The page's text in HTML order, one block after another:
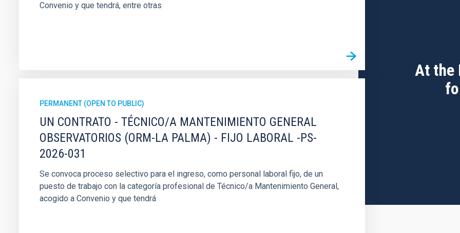
Convenio y que tendrá, entre otras
PERMANENT (OPEN TO PUBLIC)
UN CONTRATO - TÉCNICO/A MANTENIMIENTO GENERAL
OBSERVATORIOS (ORM-LA PALMA) - FIJO LABORAL -PS-
2026-031
Se convoca proceso selectivo para el ingreso, como personal laboral fijo, de un
puesto de trabajo con la categoría profesional de Técnico/a Mantenimiento General,
acogido a Convenio y que tendrá
At the